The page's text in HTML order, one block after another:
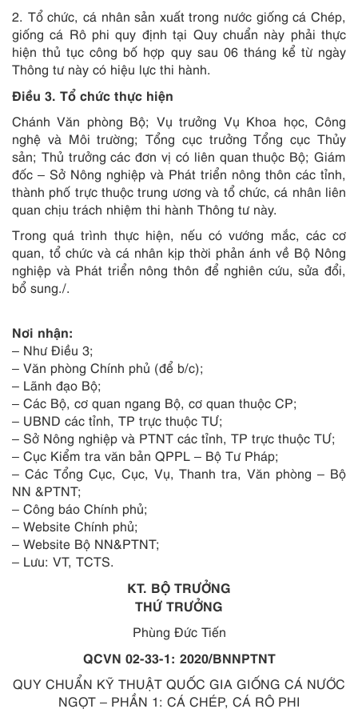
2. Tổ chức, cá nhân sản xuất trong nước giống cá Chép,
giống cá Rô phi quy định tại Quy chuẩn này phải thực
hiện thủ tục công bố hợp quy sau 06 tháng kể từ ngày
Thông tư này có hiệu lực thi hành.
Điều 3. Tổ chức thực hiện
Chánh Văn phòng Bộ; Vụ trưởng Vụ Khoa học, Công
nghệ và Môi trường; Tổng cục trưởng Tổng cục Thủy
sản; Thủ trưởng các đơn vị có liên quan thuộc Bộ; Giám
đốc – Sở Nông nghiệp và Phát triển nông thôn các tỉnh,
thành phố trực thuộc trung ương và tổ chức, cá nhân liên
quan chịu trách nhiệm thi hành Thông tư này.
Trong quá trình thực hiện, nếu có vướng mắc, các cơ
quan, tổ chức và cá nhân kịp thời phản ánh về Bộ Nông
nghiệp và Phát triển nông thôn để nghiên cứu, sửa đổi,
bổ sung./.
Nơi nhận:
– Như Điều 3;
– Văn phòng Chính phủ (để b/c);
– Lãnh đạo Bộ;
– Các Bộ, cơ quan ngang Bộ, cơ quan thuộc CP;
– UBND các tỉnh, TP trực thuộc TƯ;
– Sở Nông nghiệp và PTNT các tỉnh, TP trực thuộc TƯ;
– Cục Kiểm tra văn bản QPPL – Bộ Tư Pháp;
– Các Tổng Cục, Cục, Vụ, Thanh tra, Văn phòng – Bộ
NN &PTNT;
– Công báo Chính phủ;
– Website Chính phủ;
– Website Bộ NN&PTNT;
– Lưu: VT, TCTS.
KT. BỘ TRƯỞNG
THỨ TRƯỞNG
Phùng Đức Tiến
QCVN 02-33-1: 2020/BNNPTNT
QUY CHUẨN KỸ THUẬT QUỐC GIA GIỐNG CÁ NƯỚC
NGỌT – PHẦN 1: CÁ CHÉP, CÁ RÔ PHI